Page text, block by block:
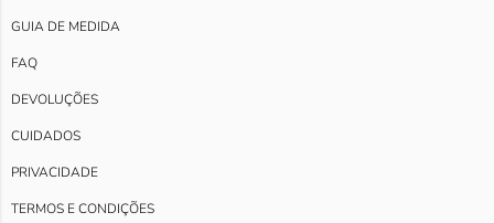
GUIA DE MEDIDA
FAQ
DEVOLUÇÕES
CUIDADOS
PRIVACIDADE
TERMOS E CONDIÇÕES